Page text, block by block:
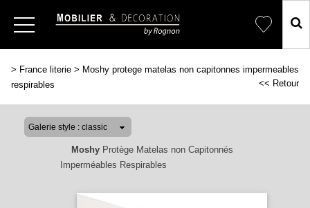
> France literie > Moshy protege matelas non capitonnes impermeables
respirables
<< Retour
MoshyProtège Matelas non Capitonnés
Imperméables Respirables